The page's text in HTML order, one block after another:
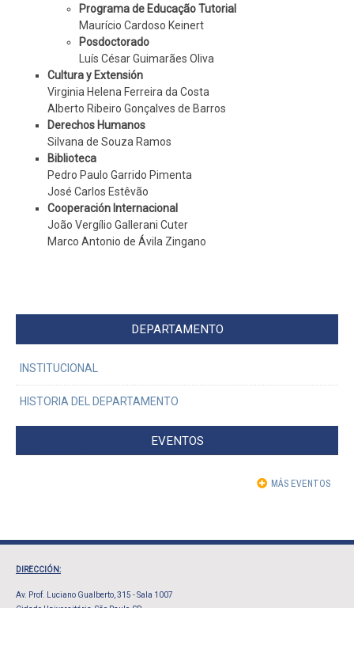
Programa de Educação Tutorial
Maurício Cardoso Keinert
Posdoctorado
Luís César Guimarães Oliva
Cultura y Extensión
Virginia Helena Ferreira da Costa
Alberto Ribeiro Gonçalves de Barros
Derechos Humanos
Silvana de Souza Ramos
Biblioteca
Pedro Paulo Garrido Pimenta
José Carlos Estêvão
Cooperación Internacional
João Vergílio Gallerani Cuter
Marco Antonio de Ávila Zingano
DEPARTAMENTO
INSTITUCIONAL
HISTORIA DEL DEPARTAMENTO
EVENTOS
MÁS EVENTOS
DIRECCIÓN:
Av. Prof. Luciano Gualberto, 315 - Sala 1007
Cidade Universitária, São Paulo, SP